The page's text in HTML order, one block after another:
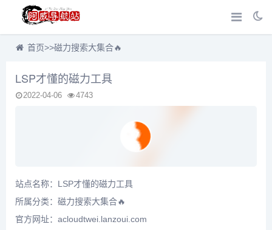
首页>>磁力搜索大集合🔥
LSP才懂的磁力工具
2022-04-06 4743
站点名称：LSP才懂的磁力工具
所属分类： 磁力搜索大集合🔥
官方网址：acloudtwei.lanzoui.com